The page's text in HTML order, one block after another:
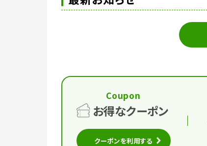
Coupon
お得なクーポン
クーポンを利用する